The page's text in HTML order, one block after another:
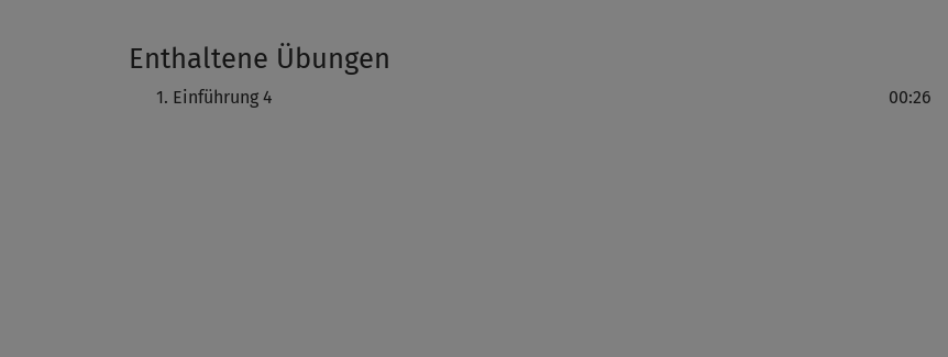
Enthaltene Übungen
Einführung 4 00:26